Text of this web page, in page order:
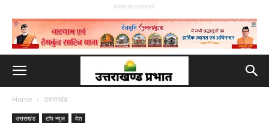
Advertisement
Home उत्तराखंड
उत्तराखंड टॉप न्यूज़ देश